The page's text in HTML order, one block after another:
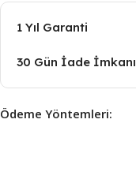
1 Yıl Garanti
30 Gün İade İmkanı
Ödeme Yöntemleri: